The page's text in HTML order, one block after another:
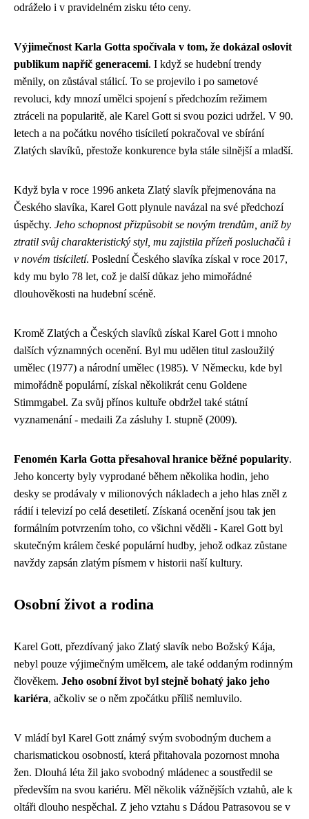
odráželo i v pravidelném zisku této ceny.
Výjimečnost Karla Gotta spočívala v tom, že dokázal oslovit
publikum napříč generacemi. I když se hudební trendy
měnily, on zůstával stálicí. To se projevilo i po sametové
revoluci, kdy mnozí umělci spojení s předchozím režimem
ztráceli na popularitě, ale Karel Gott si svou pozici udržel. V 90.
letech a na počátku nového tisíciletí pokračoval ve sbírání
Zlatých slavíků, přestože konkurence byla stále silnější a mladší.
Když byla v roce 1996 anketa Zlatý slavík přejmenována na
Českého slavíka, Karel Gott plynule navázal na své předchozí
úspěchy. Jeho schopnost přizpůsobit se novým trendům, aniž by
ztratil svůj charakteristický styl, mu zajistila přízeň posluchačů i
v novém tisíciletí. Poslední Českého slavíka získal v roce 2017,
kdy mu bylo 78 let, což je další důkaz jeho mimořádné
dlouhověkosti na hudební scéně.
Kromě Zlatých a Českých slavíků získal Karel Gott i mnoho
dalších významných ocenění. Byl mu udělen titul zasloužilý
umělec (1977) a národní umělec (1985). V Německu, kde byl
mimořádně populární, získal několikrát cenu Goldene
Stimmgabel. Za svůj přínos kultuře obdržel také státní
vyznamenání - medaili Za zásluhy I. stupně (2009).
Fenomén Karla Gotta přesahoval hranice běžné popularity.
Jeho koncerty byly vyprodané během několika hodin, jeho
desky se prodávaly v milionových nákladech a jeho hlas zněl z
rádií i televizí po celá desetiletí. Získaná ocenění jsou tak jen
formálním potvrzením toho, co všichni věděli - Karel Gott byl
skutečným králem české populární hudby, jehož odkaz zůstane
navždy zapsán zlatým písmem v historii naší kultury.
Osobní život a rodina
Karel Gott, přezdívaný jako Zlatý slavík nebo Božský Kája,
nebyl pouze výjimečným umělcem, ale také oddaným rodinným
člověkem. Jeho osobní život byl stejně bohatý jako jeho
kariéra, ačkoliv se o něm zpočátku příliš nemluvilo.
V mládí byl Karel Gott známý svým svobodným duchem a
charismatickou osobností, která přitahovala pozornost mnoha
žen. Dlouhá léta žil jako svobodný mládenec a soustředil se
především na svou kariéru. Měl několik vážnějších vztahů, ale k
oltáři dlouho nespěchal. Z jeho vztahu s Dádou Patrasovou se v